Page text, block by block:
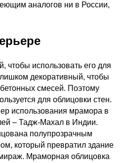
аналогов ни в России,
чтобы использовать его для
декоративный, чтобы
смесей. Поэтому
для облицовки стен.
использования мрамора в
– Тадж-Махал в Индии.
полупрозрачным
который превратил здание
Мраморная облицовка